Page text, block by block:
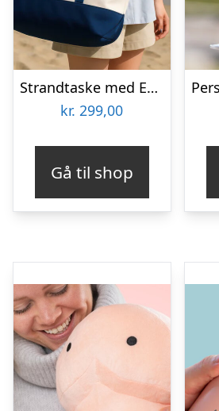
Strandtaske med Eget Design
kr. 299,00
Gå til shop